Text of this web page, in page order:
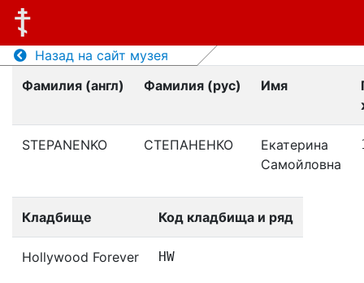
Назад на сайт музея
Фамилия (англ)
Фамилия (рус) Имя
STEPANENKO СТЕПАНЕНКО
Екатерина
Самойловна
Кладбище Код кладбища и ряд
Hollywood Forever HW